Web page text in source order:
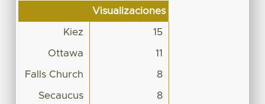
Visualizaciones
Kiez 15
Ottawa 11
Falls Church 8
Secaucus 8